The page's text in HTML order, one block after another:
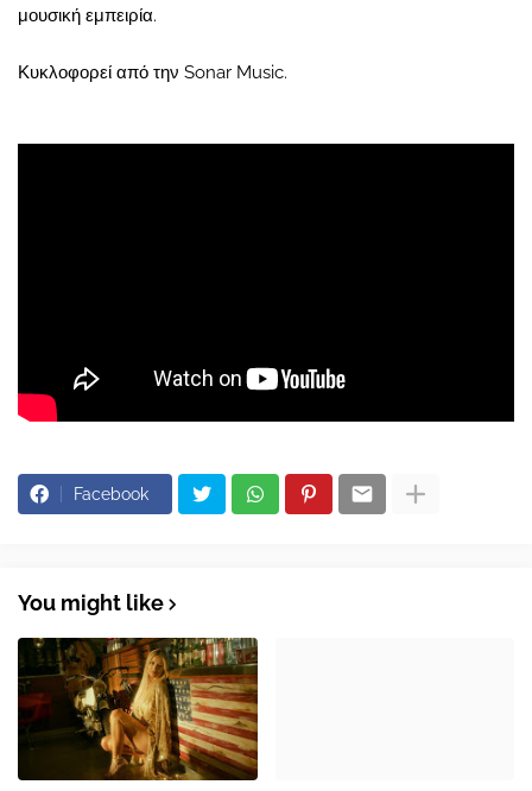
μουσική εμπειρία.
Κυκλοφορεί από την Sonar Music.
Facebook
You might like